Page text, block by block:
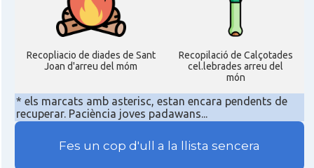
Recopliacio de diades de Sant
Joan d'arreu del móm
Recopilació de Calçotades
cel.lebrades arreu del
món
* els marcats amb asterisc, estan encara pendents de
recuperar. Paciència joves padawans...
Fes un cop d'ull a la llista sencera